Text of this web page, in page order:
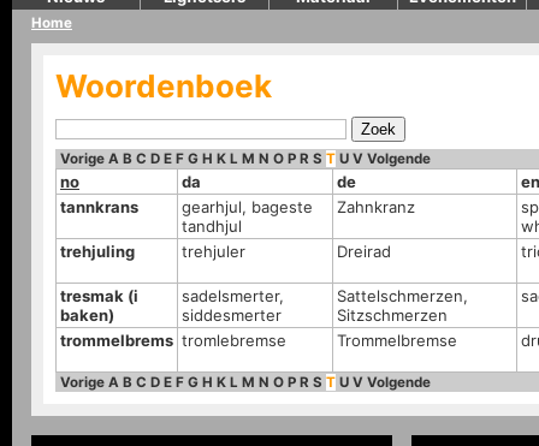
Home
Woordenboek
Vorige A B C D E F G H K L M N O P R S T U V Volgende
no da de
en
tannkrans
gearhjul, bageste
tandhjul
Zahnkranz
trehjuling
trehjuler Dreirad
tresmak (i
baken)
sadelsmerter,
siddesmerter
Sattelschmerzen,
Sitzschmerzen
trommelbrems tromlebremse Trommelbremse
Vorige A B C D E F G H K L M N O P R S T U V Volgende